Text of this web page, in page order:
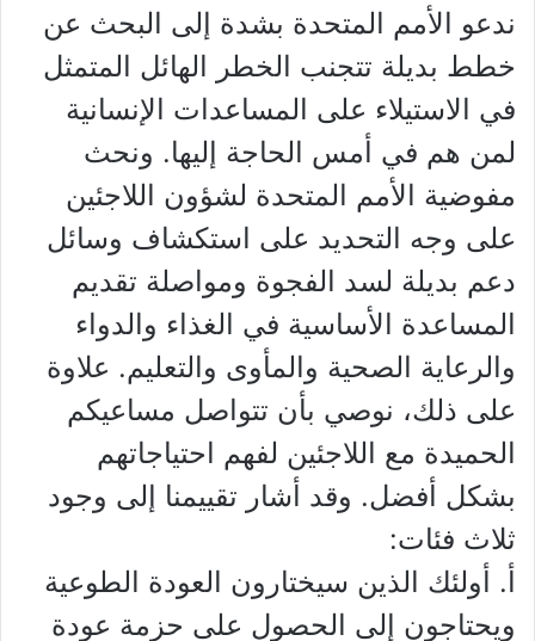
ندعو الأمم المتحدة بشدة إلى البحث عن
خطط بديلة تتجنب الخطر الهائل المتمثل
في الاستيلاء على المساعدات الإنسانية
لمن هم في أمس الحاجة إليها. ونحث
مفوضية الأمم المتحدة لشؤون اللاجئين
على وجه التحديد على استكشاف وسائل
دعم بديلة لسد الفجوة ومواصلة تقديم
المساعدة الأساسية في الغذاء والدواء
والرعاية الصحية والمأوى والتعليم. علاوة
على ذلك، نوصي بأن تتواصل مساعيكم
الحميدة مع اللاجئين لفهم احتياجاتهم
بشكل أفضل. وقد أشار تقييمنا إلى وجود
ثلاث فئات:
أ. أولئك الذين سيختارون العودة الطوعية
ويحتاجون إلى الحصول على حزمة عودة